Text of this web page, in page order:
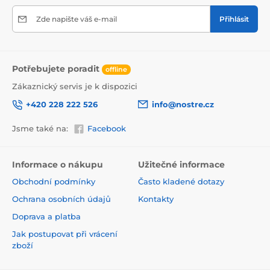
Použitá tisková metoda je ekologická, a proto jsou
přísné normy a mají VOC i GREENGUARD GOLD
certifikaci. Navíc jsou bez obsahu PVC a lepidlo je na
Zde napište váš e-mail Přihlásit
Potřebujete poradit offline
Zákaznický servis je k dispozici
+420 228 222 526
info@nostre.cz
Jsme také na: Facebook
Informace o nákupu
Obchodní podmínky
Ochrana osobních údajů
Doprava a platba
Jak postupovat při vrácení
zboží
Užitečné informace
Často kladené dotazy
Kontakty